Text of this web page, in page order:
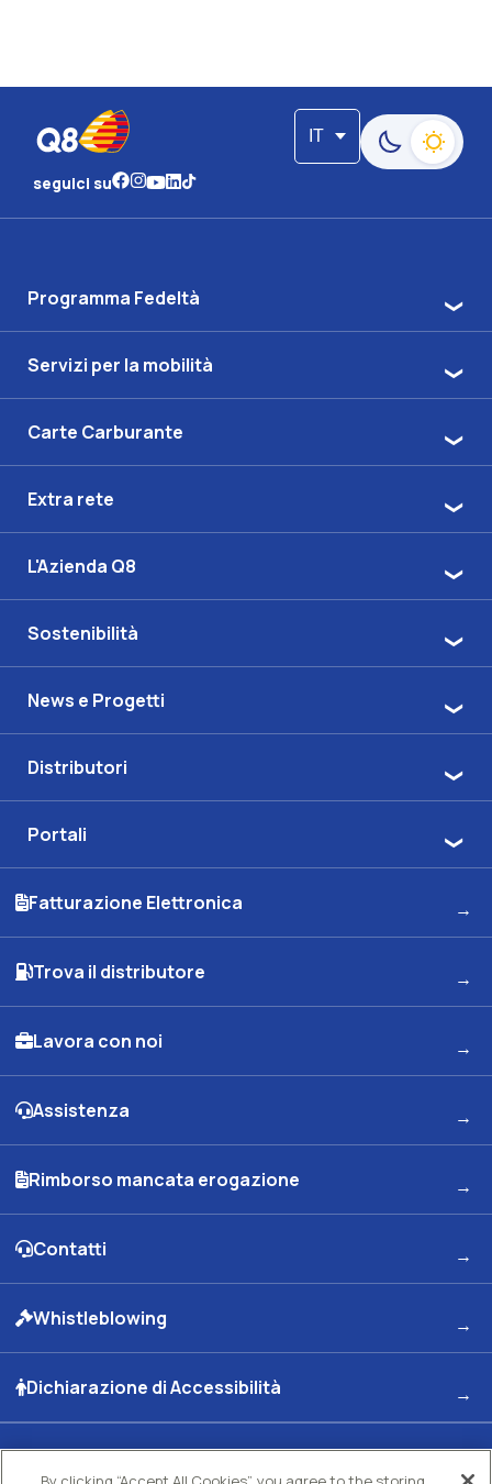
IT
Passa alla
seguici su
Programma Fedeltà
Servizi per la mobilità
Carte Carburante
Extra rete
L'Azienda Q8
Sostenibilità
News e Progetti
Distributori
Portali
Fatturazione Elettronica
Trova il distributore
Lavora con noi
Assistenza
Rimborso mancata erogazione
Contatti
Whistleblowing
Dichiarazione di Accessibilità